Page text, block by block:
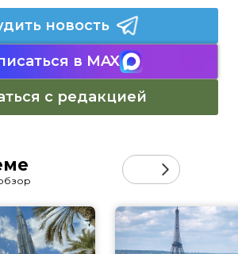
новость
в MAX
с редакцией